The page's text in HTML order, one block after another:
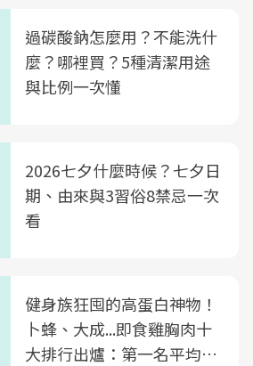
過碳酸鈉怎麼用？不能洗什
麼？哪裡買？5種清潔用途
與比例一次懂
2026七夕什麼時候？七夕日
期、由來與3習俗8禁忌一次
看
健身族狂囤的高蛋白神物！
卜蜂、大成...即食雞胸肉十
大排行出爐：第一名平均一